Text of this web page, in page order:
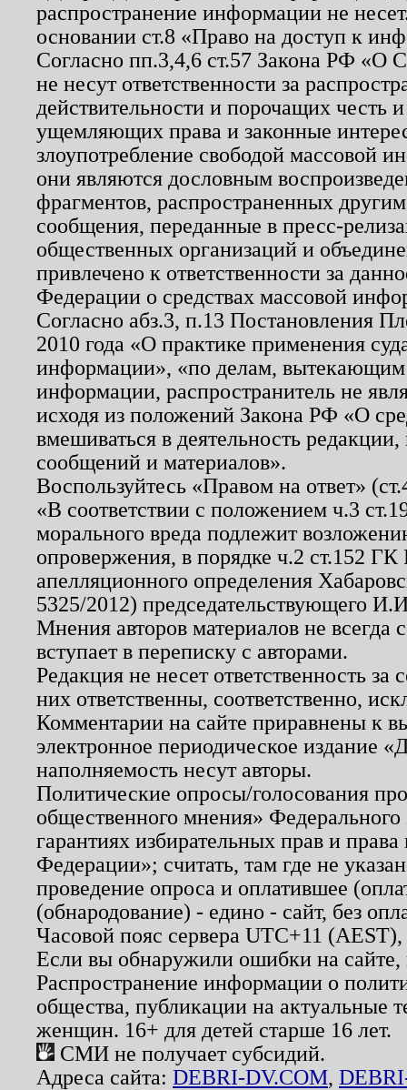
распространение информации не
основании ст.8 «Право на доступ к
Согласно пп.3,4,6 ст.57 Закона РФ «О
не несут ответственности за
действительности и порочащих честь
ущемляющих права и законные
злоупотребление свободой массовой
они являются дословным
фрагментов, распространенных
сообщения, переданные в пресс-
общественных организаций и
привлечено к ответственности за
Федерации о средствах массовой
Согласно абз.3, п.13 Постановления
2010 года «О практике применения
информации», «по делам, вытекающим
информации, распространитель не
исходя из положений Закона РФ «О
вмешиваться в деятельность
сообщений и материалов».
Воспользуйтесь «Правом на ответ»
«В соответствии с положением ч.3
морального вреда подлежит
опровержения, в порядке ч.2 ст.152
апелляционного определения
5325/2012) председательствующего
Мнения авторов материалов не
вступает в переписку с авторами.
Редакция не несет ответственность
них ответственны, соответственно,
Комментарии на сайте приравнены к
электронное периодическое издание
наполняемость несут авторы.
Политические опросы/голосования
общественного мнения»
гарантиях избирательных прав и
Федерации»; считать, там где не
проведение опроса и оплатившее
(обнародование) - едино - сайт, без
Часовой пояс сервера UTC+11
Если вы обнаружили ошибки на
Распространение информации о
общества, публикации на актуальные
женщин. 16+ для детей старше 16 лет.
СМИ не получает субсидий.
Адреса сайта: DEBRI-DV.COM,